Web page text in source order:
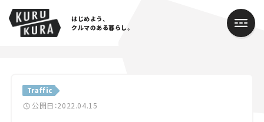
はじめよう、
クルマのある暮らし。
Traffic
公開日：2022.04.15
Cars